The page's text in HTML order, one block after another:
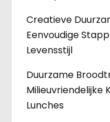
Creatieve
Eenvoudige
Levensstijl
Duurzame
Milieuvriendelijke
Lunches